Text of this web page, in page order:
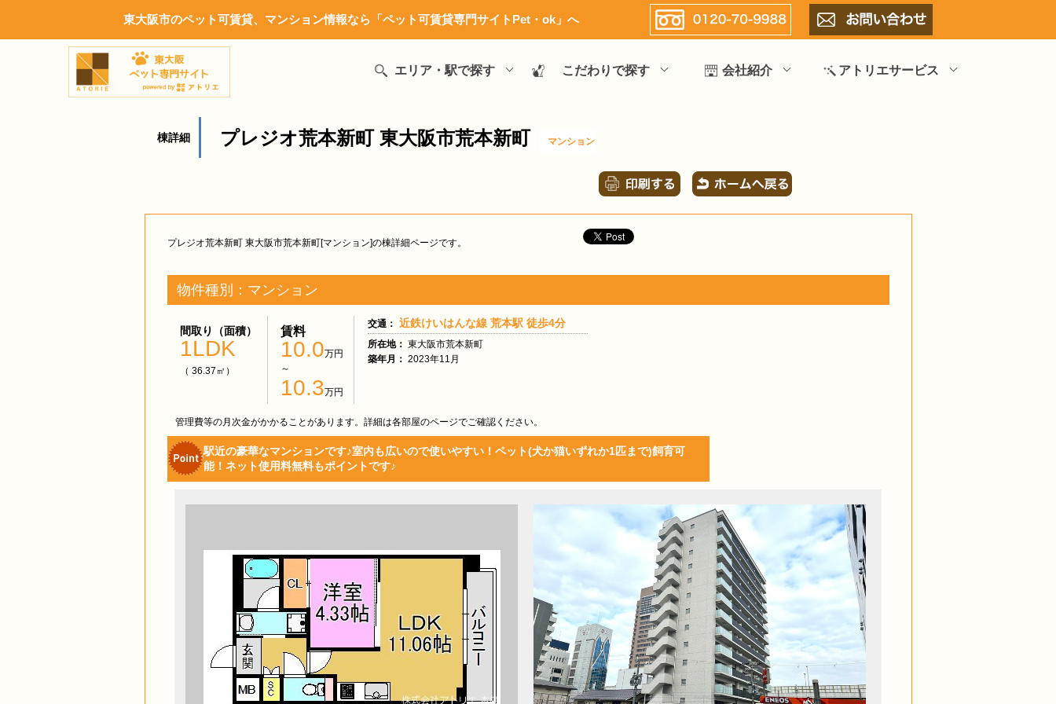
東大阪市のペット可賃貸、マンション情報なら「ペット可賃貸専門サイトPet・ok」へ
エリア・駅で探す こだわりで探す 会社紹介 アトリエサービス
棟詳細 プレジオ荒本新町 東大阪市荒本新町 マンション
プレジオ荒本新町 東大阪市荒本新町[マンション]の棟詳細ページです。
物件種別：マンション
間取り（面積）
1LDK
（ 36.37㎡）
賃料
10.0万円
～
10.3万円
交通： 近鉄けいはんな線 荒本駅 徒歩4分
所在地： 東大阪市荒本新町
築年月： 2023年11月
管理費等の月次金がかかることがあります。詳細は各部屋のページでご確認ください。
駅近の豪華なマンションです♪室内も広いので使いやすい！ペット(犬か猫いずれか1匹まで)飼育可
能！ネット使用料無料もポイントです♪